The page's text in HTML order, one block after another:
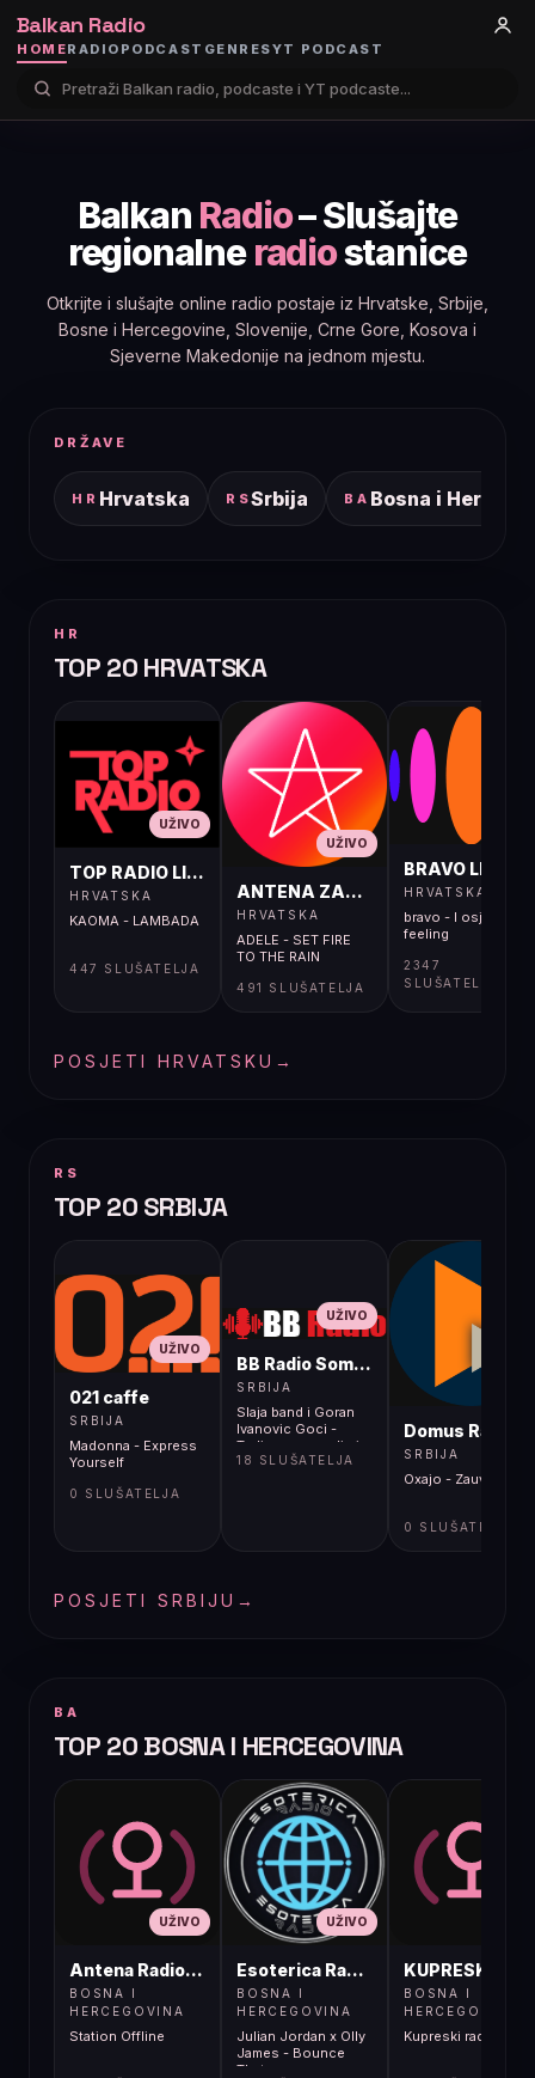
Balkan Radio
HOMERADIO PODCAST GENRESYT PODCAST
Balkan Radio– Slušajte
regionalneradiostanice
Otkrijte i slušajte online radio postaje iz Hrvatske, Srbije,
Bosne i Hercegovine, Slovenije, Crne Gore, Kosova i
Sjeverne Makedonije na jednom mjestu.
DRŽAVE
HR Hrvatska RSSrbija BA Bosna i
HR
TOP 20 HRVATSKA
UŽIVO
TOP RADIO LIVE
HRVATSKA
KAOMA - LAMBADA
447 SLUŠATELJA
UŽIVO
ANTENA ZAGREB LIVE
HRVATSKA
ADELE - SET FIRE
TO THE RAIN
491 SLUŠATELJA
BRAVO LIVE
HRVATSKA
bravo - I osjećaj i
feeling
2347
SLUŠATELJA
POSJETI HRVATSKU →
RS
TOP 20 SRBIJA
UŽIVO
021 caffe
SRBIJA
Madonna - Express
Yourself
0 SLUŠATELJA
UŽIVO
BB Radio Sombor
SRBIJA
Slaja band i Goran
Ivanovic Goci -
Tudju zenu ne diraj
18 SLUŠATELJA
Domus Radio
SRBIJA
Oxajo - Zauvek
0 SLUŠATELJA
POSJETI SRBIJU →
BA
TOP 20 BOSNA I HERCEGOVINA
UŽIVO
Antena Radio, Jelah Tešanj
BOSNA I
HERCEGOVINA
Station Offline
UŽIVO
Esoterica Radio S1
BOSNA I
HERCEGOVINA
Julian Jordan x Olly
James - Bounce
That
BOSNA I
HERCEGOVINA
Kupreski radio